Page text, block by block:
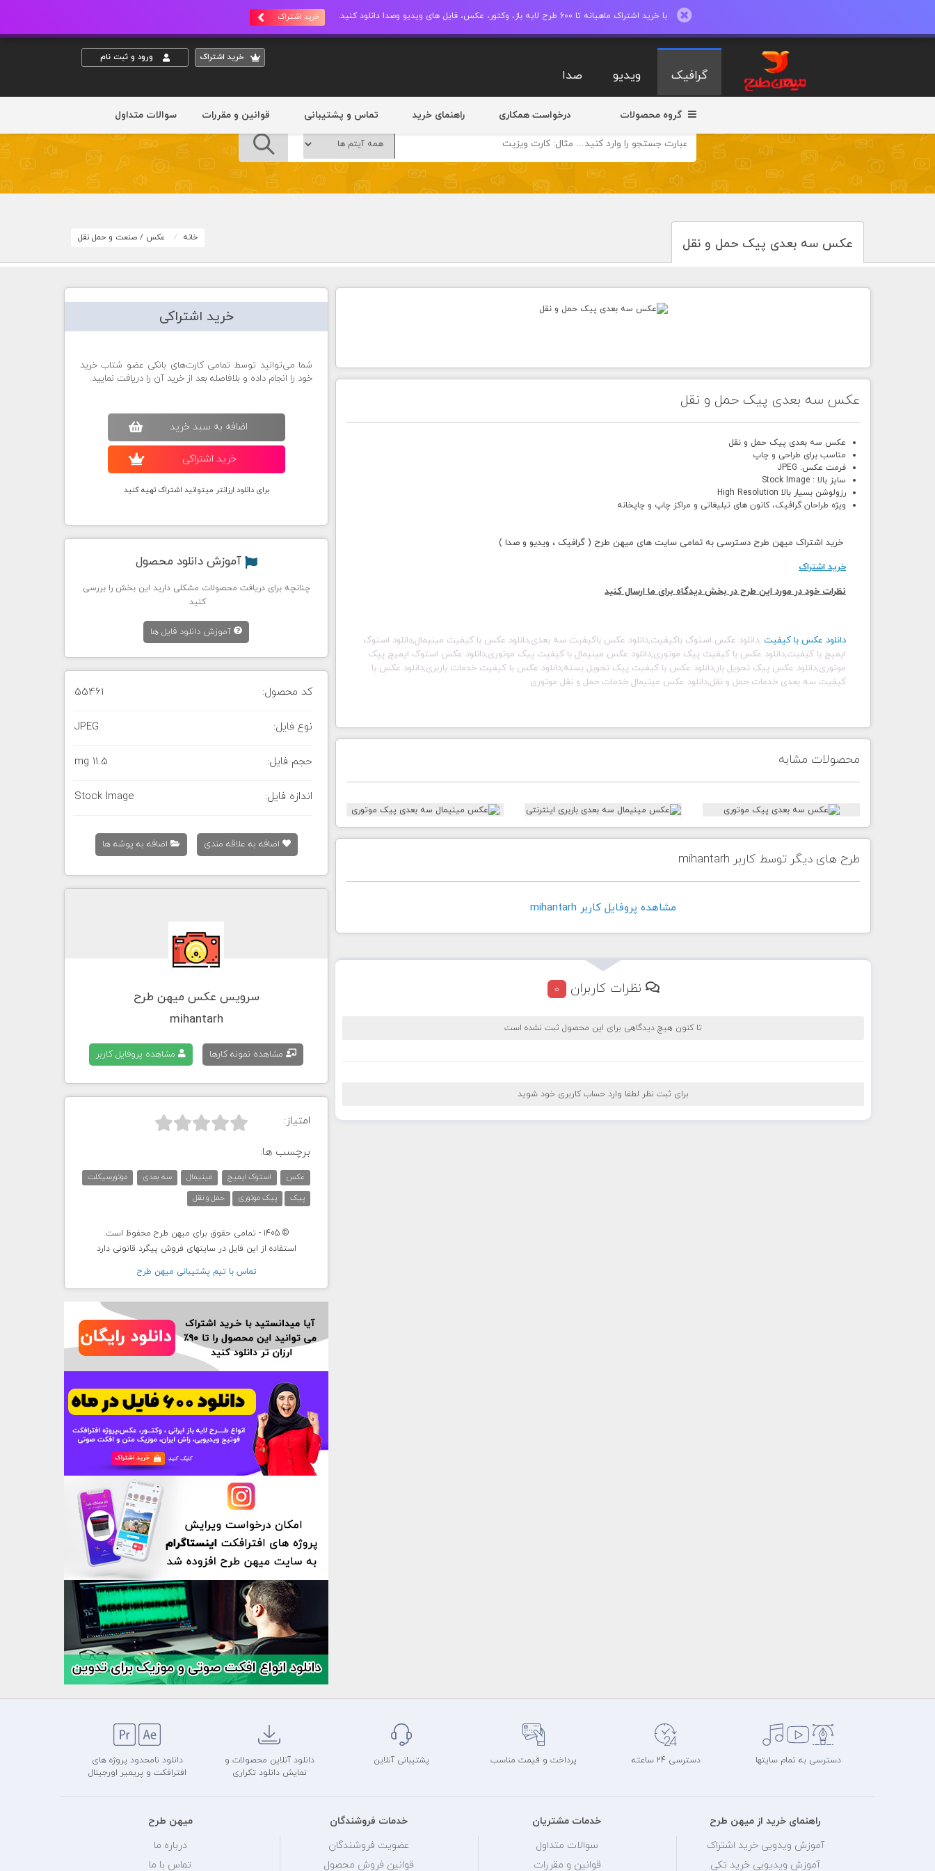
با خرید اشتراک ماهیانه تا 600 طرح لایه باز، وکتور، عکس، فایل های ویدیو وصدا دانلود کنید. خرید اشتراک
خريد اشتراک ورود و ثبت نام
گرافیک ویدیو صدا
گروه محصولات درخواست همکاری راهنمای خرید تماس و پشتیبانی قوانین و مقررات سوالات متداول
عکس سه بعدی پیک حمل و نقل خانه عکس / صنعت و حمل نقل
عکس سه بعدی پیک حمل و نقل
عکس سه بعدی پیک حمل و نقل
مناسب برای طراحی و چاپ
فرمت عکس: JPEG
سایز بالا : Stock Image
رزولوشن بسیار بالا High Resolution
ویژه طراحان گرافیک، کانون های تبلیغاتی و مراکز چاپ و چاپخانه
خرید اشتراک میهن طرح دسترسی به تمامی سایت های میهن طرح ( گرافیک ، ویدیو و صدا )
خرید اشتراک
نظرات خود در مورد این طرح در بخش دیدگاه برای ما ارسال کنید
دانلود عکس با کیفیت ,دانلود عکس استوک باکیفیت,دانلود عکس باکیفیت سه بعدی,دانلود عکس با کیفیت مینیمال,دانلود استوک
ایمیج با کیفیت,دانلود عکس با کیفیت پیک موتوری,دانلود عکس مینیمال با کیفیت پیک موتوری,دانلود عکس استوک ایمیج پیک
موتوری,دانلود عکس پیک تحویل بار,دانلود عکس با کیفیت پیک تحویل بسته,دانلود عکس با کیفیت خدمات باربری,دانلود عکس با
کیفیت سه بعدی خدمات حمل و نقل,دانلود عکس مینیمال خدمات حمل و نقل موتوری
محصولات مشابه
طرح های دیگر توسط کاربر mihantarh
مشاهده پروفايل کاربر mihantarh
نظرات کاربران 0
تا کنون هیچ دیدگاهی برای این محصول ثبت نشده است
برای ثبت نظر لطفا وارد حساب کاربری خود شوید
خرید اشتراکی
شما می‌توانید توسط تمامی کارت‌های بانکی عضو شتاب خرید
خود را انجام داده و بلافاصله بعد از خرید آن را دریافت نمایید.
اضافه به سبد خريد
خريد اشتراکی
برای دانلود ارزانتر میتوانید اشتراک تهیه کنید
آموزش دانلود محصول
چنانچه برای دریافت محصولات مشکلی دارید این بخش را بررسی
کنید.
آموزش دانلود فایل ها
کد محصول: 55461
نوع فایل: JPEG
حجم فایل: 11.5 mg
اندازه فایل: Stock Image
اضافه به علاقه مندی اضافه به پوشه ها
سرویس عکس میهن طرح
mihantarh
مشاهده نمونه کارها مشاهده پروفایل کاربر
امتیاز: 


برچسب ها:
عکس استوک ایمیج مینیمال سه بعدی
موتورسیکلت
پیک
پیک موتوری حمل و نقل
© 1405 - تمامی حقوق برای میهن طرح محفوظ است.
استفاده از این فایل در سایتهای فروش پیگرد قانونی دارد
تماس با تيم پشتيبانی ميهن طرح
دسترسی به تمام سایتها دسترسی 24 ساعته پرداخت و قیمت مناسب پشتیبانی آنلاین
دانلود آنلاین محصولات و
نمایش دانلود تکراری
دانلود نامحدود پروژه های
افترافکت و پریمیر اورجینال
راهنمای خرید از میهن طرح
آموزش ویدویی خرید اشتراک
آموزش ویدیویی خرید تکی
خدمات مشتریان
سوالات متداول
قوانین و مقررات
خدمات فروشندگان
عضویت فروشندگان
قوانین فروش محصول
میهن طرح
درباره ما
تماس با ما